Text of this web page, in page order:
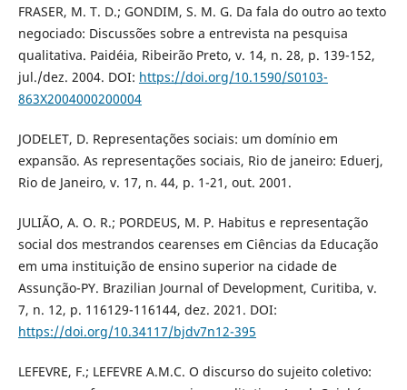
FRASER, M. T. D.; GONDIM, S. M. G. Da fala do outro ao texto
negociado: Discussões sobre a entrevista na pesquisa
qualitativa. Paidéia, Ribeirão Preto, v. 14, n. 28, p. 139-152,
jul./dez. 2004. DOI: https://doi.org/10.1590/S0103-
863X2004000200004
JODELET, D. Representações sociais: um domínio em
expansão. As representações sociais, Rio de janeiro: Eduerj,
Rio de Janeiro, v. 17, n. 44, p. 1-21, out. 2001.
JULIÃO, A. O. R.; PORDEUS, M. P. Habitus e representação
social dos mestrandos cearenses em Ciências da Educação
em uma instituição de ensino superior na cidade de
Assunção-PY. Brazilian Journal of Development, Curitiba, v.
7, n. 12, p. 116129-116144, dez. 2021. DOI:
https://doi.org/10.34117/bjdv7n12-395
LEFEVRE, F.; LEFEVRE A.M.C. O discurso do sujeito coletivo: